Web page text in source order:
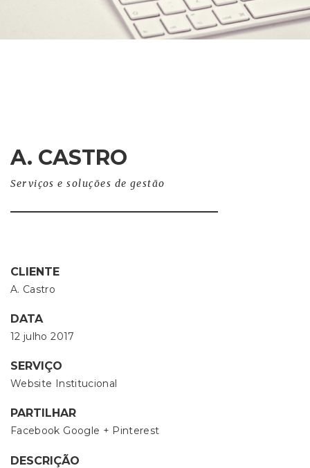
A. CASTRO
Serviços e soluções de gestão
CLIENTE
A. Castro
DATA
12 julho 2017
SERVIÇO
Website Institucional
PARTILHAR
Facebook Google + Pinterest
DESCRIÇÃO